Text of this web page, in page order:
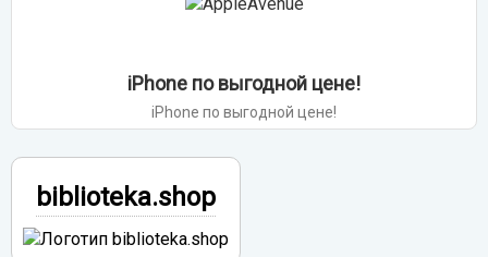
biblioteka.shop
iPhone по выгодной цене!
iPhone по выгодной цене!